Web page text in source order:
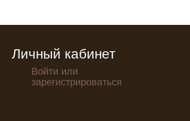
Личный кабинет
Войти или
зарегистрироваться